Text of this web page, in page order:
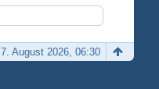
7. August 2026, 06:30